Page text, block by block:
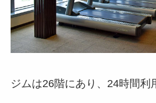
ジムは26階にあり、24時間利